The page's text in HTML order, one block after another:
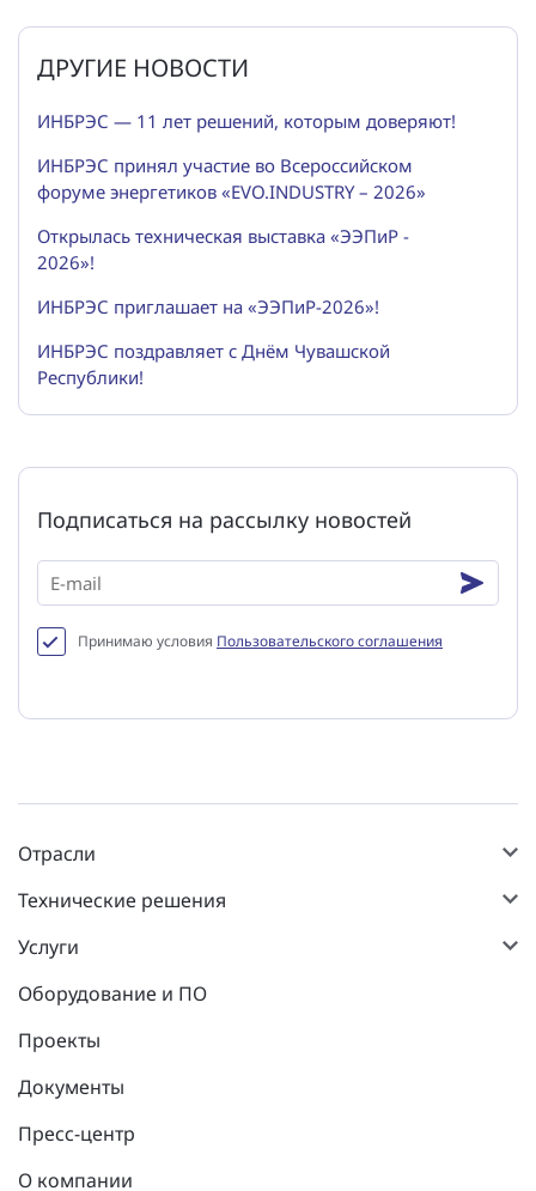
ДРУГИЕ НОВОСТИ
ИНБРЭС — 11 лет решений, которым доверяют!
ИНБРЭС принял участие во Всероссийском
форуме энергетиков «EVO.INDUSTRY – 2026»
Открылась техническая выставка «ЭЭПиР -
2026»!
ИНБРЭС приглашает на «ЭЭПиР-2026»!
ИНБРЭС поздравляет с Днём Чувашской
Республики!
Подписаться на рассылку новостей
Принимаю условия Пользовательского соглашения
Отрасли
Технические решения
Услуги
Оборудование и ПО
Проекты
Документы
Пресс-центр
О компании